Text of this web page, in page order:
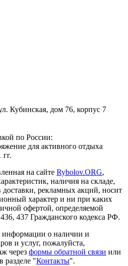
Кубинская, дом 76, корпус 7
по России:
для активного отдыха
гг.
на сайте Rybolov.ORG,
наличия на складе,
доставки, рекламных акций, носит
характер и ни при каких
офертой, определяемой
437 Гражданского кодекса РФ.
информации о наличии и
и услуг, пожалуйста,
через формы обратной связи или
разделе "Контакты".